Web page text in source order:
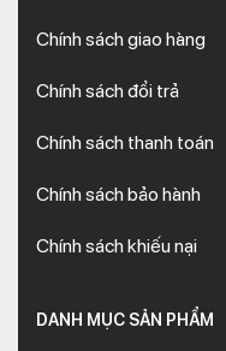
Chính sách giao hàng
Chính sách đổi trả
Chính sách thanh toán
Chính sách bảo hành
Chính sách khiếu nại
DANH MỤC SẢN PHẨM